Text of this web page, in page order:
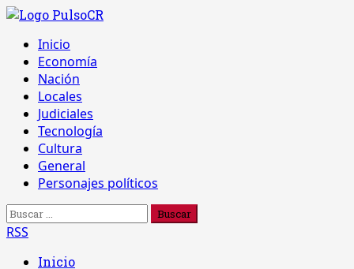
Saltar
contenido
Menú
principal
Inicio
Economía
Nación
Locales
Judiciales
Tecnología
Cultura
General
Personajes políticos
Buscar:
RSS
Inicio